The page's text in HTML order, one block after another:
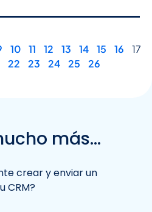
10 11 12 13 14 15 16
17
22 23 24 25 26
más...
crear y enviar un
CRM?